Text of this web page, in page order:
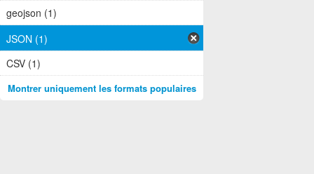
geojson (1)
JSON (1)
CSV (1)
Montrer uniquement les formats populaires